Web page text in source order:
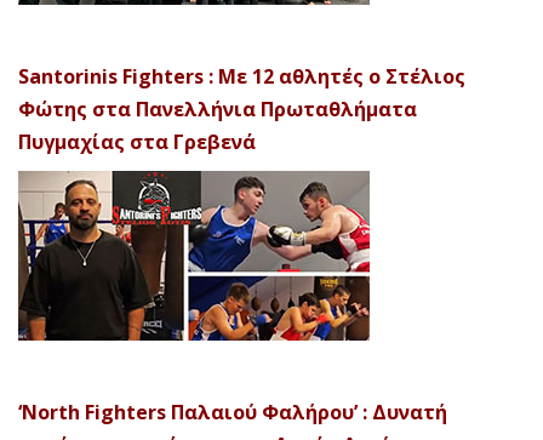
Santorinis Fighters : Με 12 αθλητές ο Στέλιος
Φώτης στα Πανελλήνια Πρωταθλήματα
Πυγμαχίας στα Γρεβενά
‘North Fighters Παλαιού Φαλήρου’ : Δυνατή